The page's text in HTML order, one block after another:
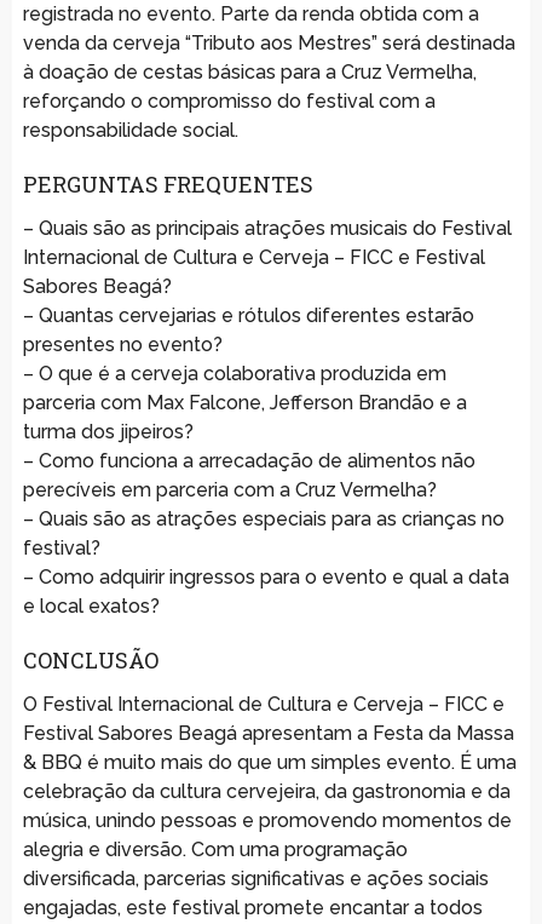
registrada no evento. Parte da renda obtida com a
venda da cerveja “Tributo aos Mestres” será destinada
à doação de cestas básicas para a Cruz Vermelha,
reforçando o compromisso do festival com a
responsabilidade social.
PERGUNTAS FREQUENTES
– Quais são as principais atrações musicais do Festival
Internacional de Cultura e Cerveja – FICC e Festival
Sabores Beagá?
– Quantas cervejarias e rótulos diferentes estarão
presentes no evento?
– O que é a cerveja colaborativa produzida em
parceria com Max Falcone, Jefferson Brandão e a
turma dos jipeiros?
– Como funciona a arrecadação de alimentos não
perecíveis em parceria com a Cruz Vermelha?
– Quais são as atrações especiais para as crianças no
festival?
– Como adquirir ingressos para o evento e qual a data
e local exatos?
CONCLUSÃO
O Festival Internacional de Cultura e Cerveja – FICC e
Festival Sabores Beagá apresentam a Festa da Massa
& BBQ é muito mais do que um simples evento. É uma
celebração da cultura cervejeira, da gastronomia e da
música, unindo pessoas e promovendo momentos de
alegria e diversão. Com uma programação
diversificada, parcerias significativas e ações sociais
engajadas, este festival promete encantar a todos